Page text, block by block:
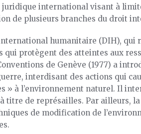
juridique international visant à
de plusieurs branches du droit
humanitaire (DIH), qui
qui protègent des atteintes aux
de Genève (1977) a
interdisant des actions qui
» à l’environnement naturel. Il
titre de représailles. Par ailleurs, la
de modification de